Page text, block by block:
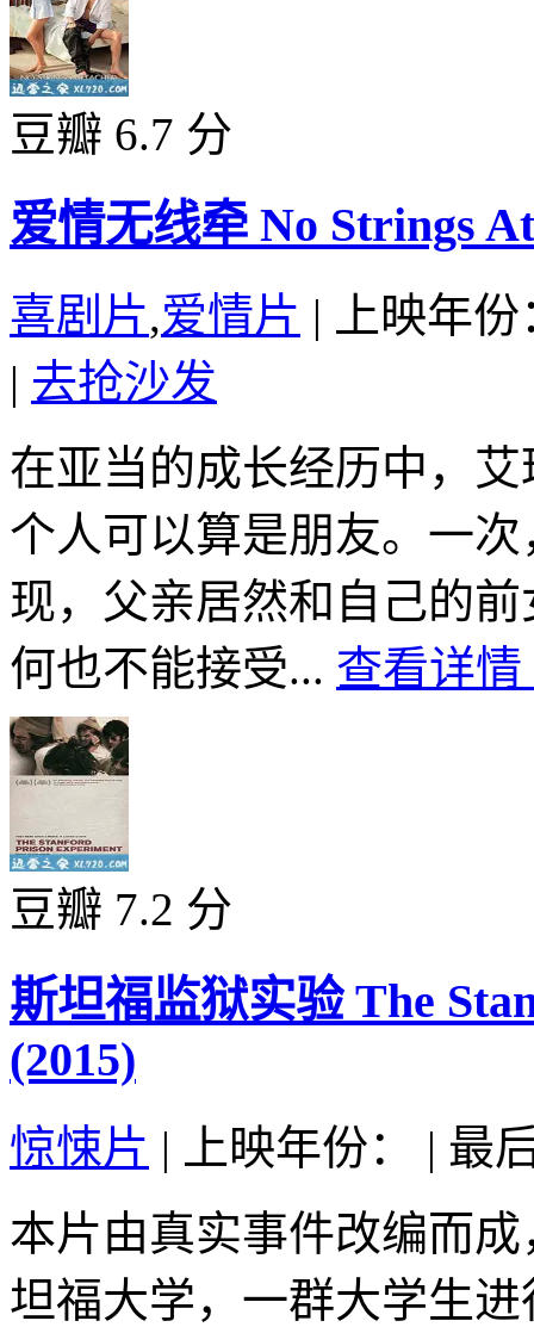
豆瓣 6.7 分
爱情无线牵 No Strings
喜剧片,爱情片 |
上映年
| 去抢沙发
在亚当的成长经历中，
个人可以算是朋友。一
现，父亲居然和自己的
何也不能接受... 查看详情
豆瓣 7.2 分
斯坦福监狱实验 The
(2015)
惊悚片 | 上映年份： | 最
本片由真实事件改编而
坦福大学，一群大学生